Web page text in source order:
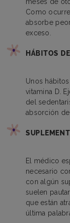
Como
absorbe
exceso.
HÁBITOS
Unos
vitamina D.
del
absorción de
El médico
necesario
con algún
suelen
que están
última